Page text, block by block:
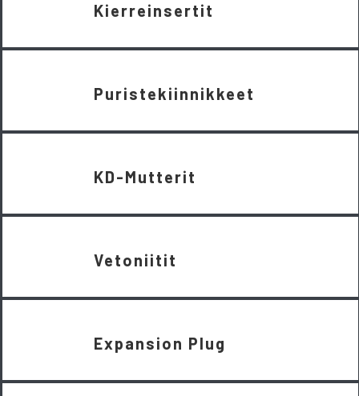
Kierreinsertit
Puristekiinnikkeet
KD-Mutterit
Vetoniitit
Expansion Plug